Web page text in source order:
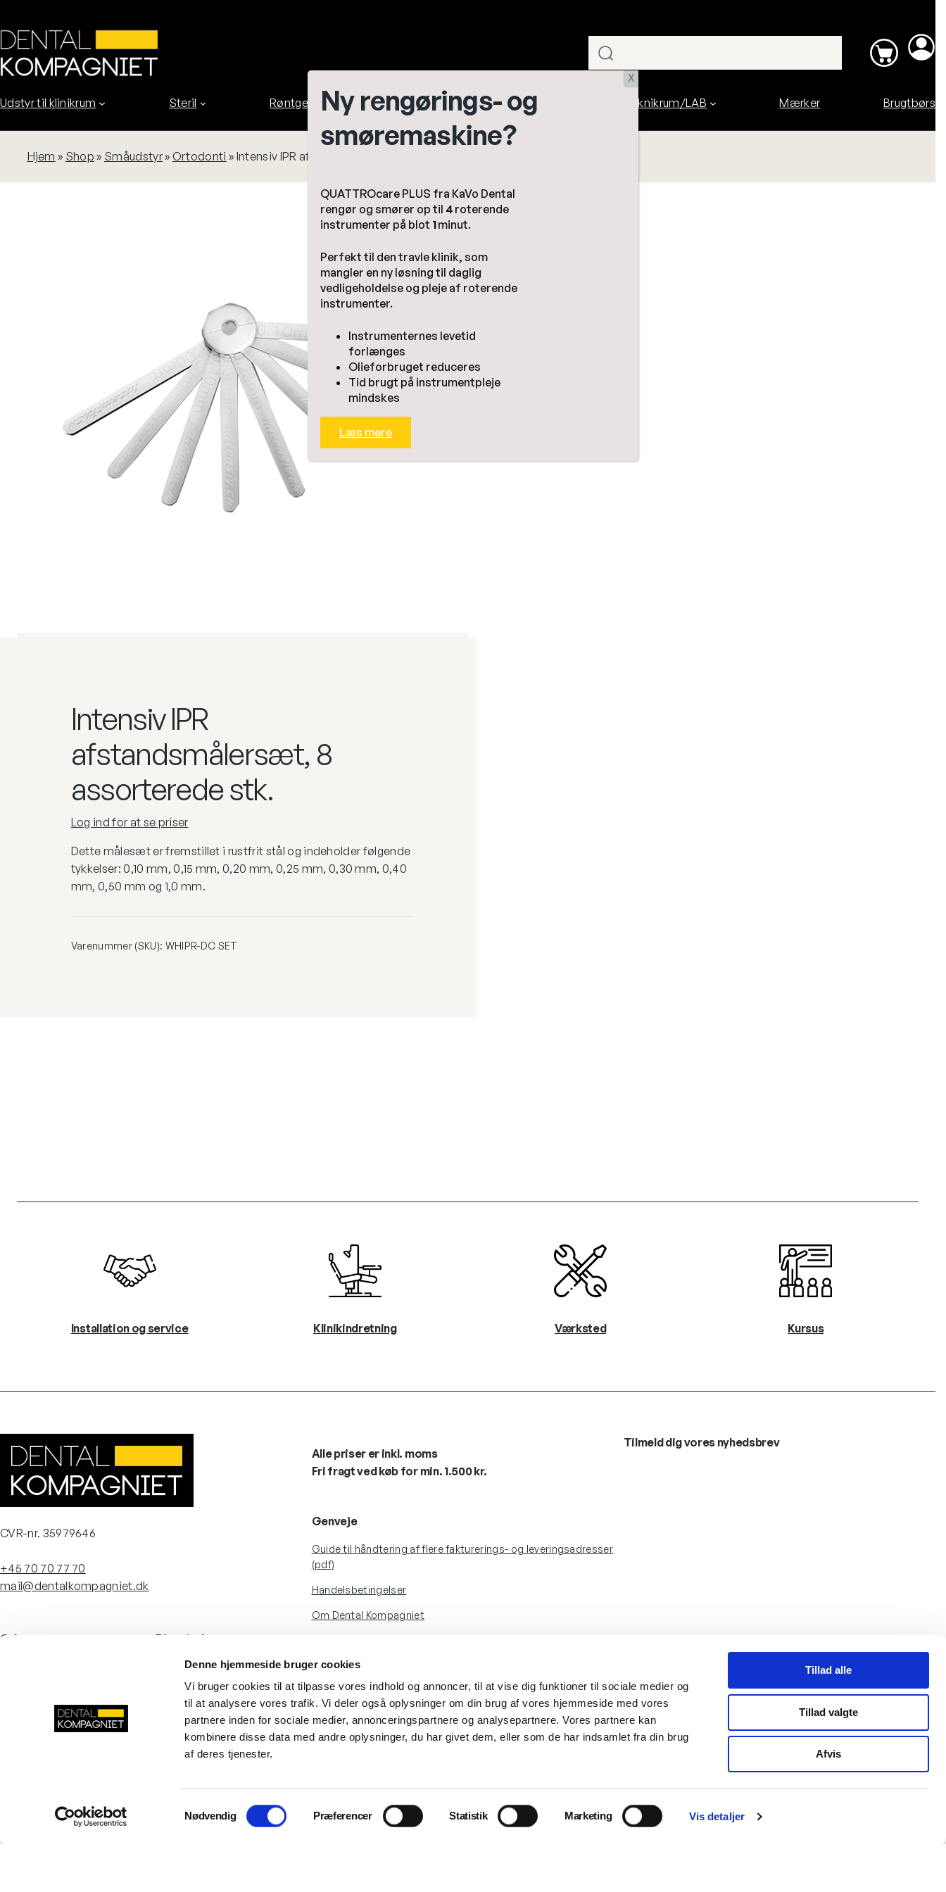
Denne hjemmeside bruger cookies
Vi bruger cookies til at tilpasse vores indhold og annoncer, til at vise dig funktioner til sociale medier og
til at analysere vores trafik. Vi deler også oplysninger om din brug af vores hjemmeside med vores
partnere inden for sociale medier, annonceringspartnere og analysepartnere. Vores partnere kan
kombinere disse data med andre oplysninger, du har givet dem, eller som de har indsamlet fra din brug
af deres tjenester.
Samtykkevalg
Nødvendig Præferencer Statistik Marketing Vis detaljer
Tillad alle
Tillad valgte
Afvis
indhold
Udstyr til klinikrum Steril Røntgen Småudstyr Kirurgi Teknikrum/LAB Mærker Brugtbørs
Hjem » Shop » Småudstyr» Ortodonti » Intensiv IPR afstandsmålersæt, 8 assorterede stk.
Intensiv IPR
afstandsmålersæt, 8
assorterede stk.
Log ind for at se priser
Dette målesæt er fremstillet i rustfrit stål og indeholder følgende
tykkelser: 0,10 mm, 0,15 mm, 0,20 mm, 0,25 mm, 0,30 mm, 0,40
mm, 0,50 mm og 1,0 mm.
Varenummer (SKU): WHIPR-DC SET
Installation og service Klinikindretning Værksted Kursus
CVR-nr. 35979646
+45 70 70 77 70
mail@dentalkompagniet.dk
Odense Ringsted
Tinvej 8B
4100 Ringsted
Danmark
Instagram
Alle priser er inkl. moms
Fri fragt ved køb for min. 1.500 kr.
Genveje
Guide til håndtering af flere fakturerings- og leveringsadresser
(pdf)
Handelsbetingelser
Om Dental Kompagniet
Tilmeld dig vores nyhedsbrev
Ny rengørings- og
smøremaskine?
QUATTROcare PLUS fra KaVo Dental
rengør og smører op til 4 roterende
instrumenter på blot 1minut.
Perfekt til den travle klinik, som
mangler en ny løsning til daglig
vedligeholdelse og pleje af roterende
instrumenter.
Instrumenternes levetid
forlænges
Olieforbruget reduceres
Tid brugt på instrumentpleje
mindskes
Læs mere
X